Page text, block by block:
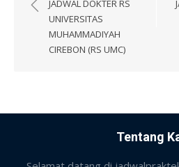
JADWAL DOKTER RS
UNIVERSITAS
MUHAMMADIYAH
CIREBON (RS UMC)
Tentang